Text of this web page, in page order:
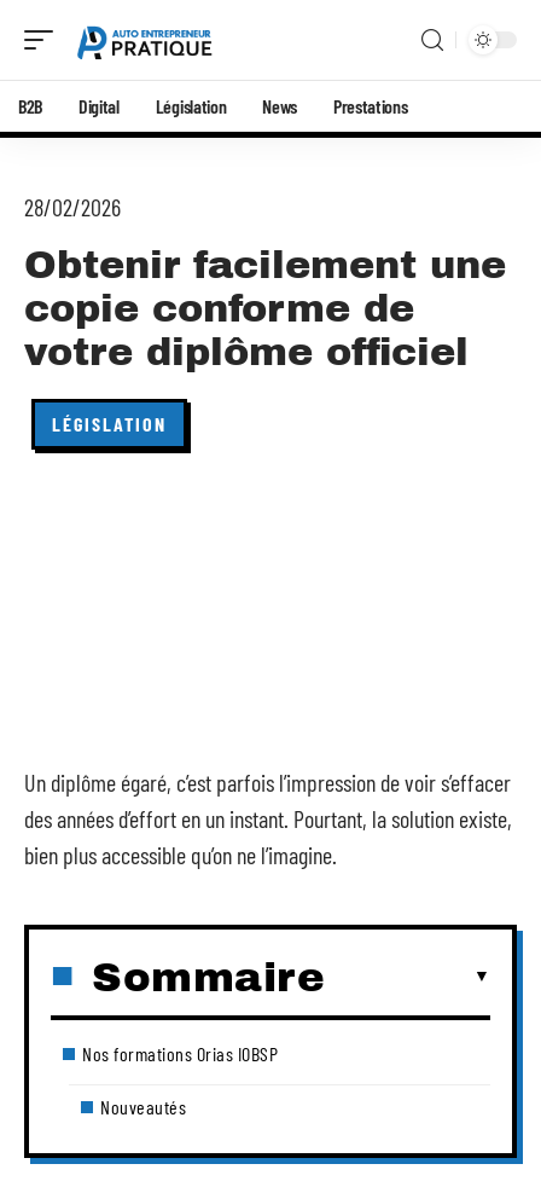
B2B Digital Législation News Prestations
28/02/2026
Obtenir facilement une
copie conforme de
votre diplôme officiel
LÉGISLATION
Un diplôme égaré, c’est parfois l’impression de voir s’effacer
des années d’effort en un instant. Pourtant, la solution existe,
bien plus accessible qu’on ne l’imagine.
Sommaire
Nos formations Orias IOBSP
Nouveautés